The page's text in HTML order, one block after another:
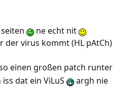
ne echt nit
der virus kommt (HL pAtCh)
einen großen patch runter
dat ein ViLuS
argh nie